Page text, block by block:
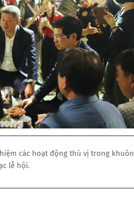
các hoạt động thú vị trong khuôn
lễ hội.